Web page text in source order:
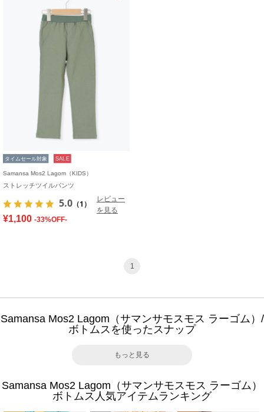
タイムセール対象 SALE
Samansa Mos2 Lagom（KIDS）
ストレッチツイルパンツ
5.0 （1）
レビュー
を見る
¥1,100 -33%OFF-
1
Samansa Mos2 Lagom（サマンサモスモス ラーゴム）/
ボトムスを使ったスナップ
もっと見る
Samansa Mos2 Lagom（サマンサモスモス ラーゴム）
ボトムス人気アイテムランキング